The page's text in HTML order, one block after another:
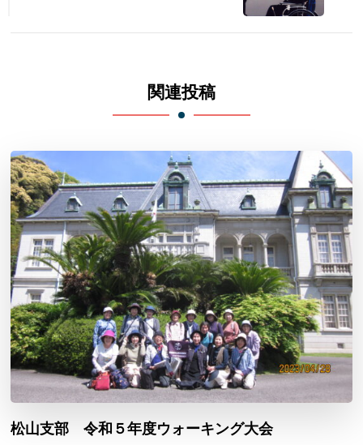
シ
関連投稿
松山支部 令和５年度ウォーキング大会